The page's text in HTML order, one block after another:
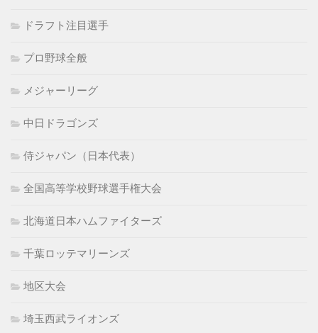
ドラフト注目選手
プロ野球全般
メジャーリーグ
中日ドラゴンズ
侍ジャパン（日本代表）
全国高等学校野球選手権大会
北海道日本ハムファイターズ
千葉ロッテマリーンズ
地区大会
埼玉西武ライオンズ